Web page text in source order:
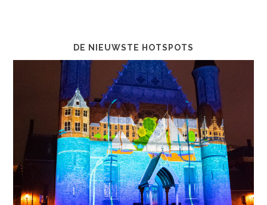
DE NIEUWSTE HOTSPOTS